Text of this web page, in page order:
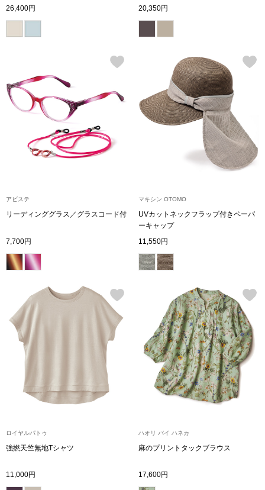
ショルダーバ
クラッチバッグ
ボディバッグ
リュック･バッ
シューズ
スリップオン
レースアップ
パンプス
26,400円 20,350円
アビステ
リーディンググラス／グラスコード付
7,700円
マキシン OTOMO
UVカットネックフラップ付きペーパ
ーキャップ
11,550円
ロイヤルパトゥ
強撚天竺無地Tシャツ
11,000円
ハオリ バイ ハネカ
麻のプリントタックブラウス
17,600円